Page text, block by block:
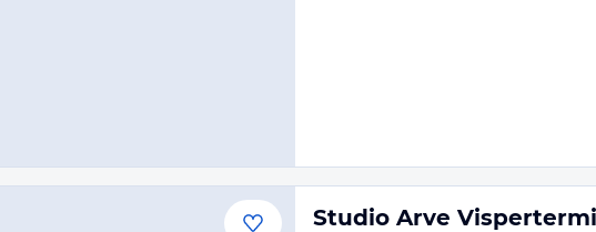
Studio Arve